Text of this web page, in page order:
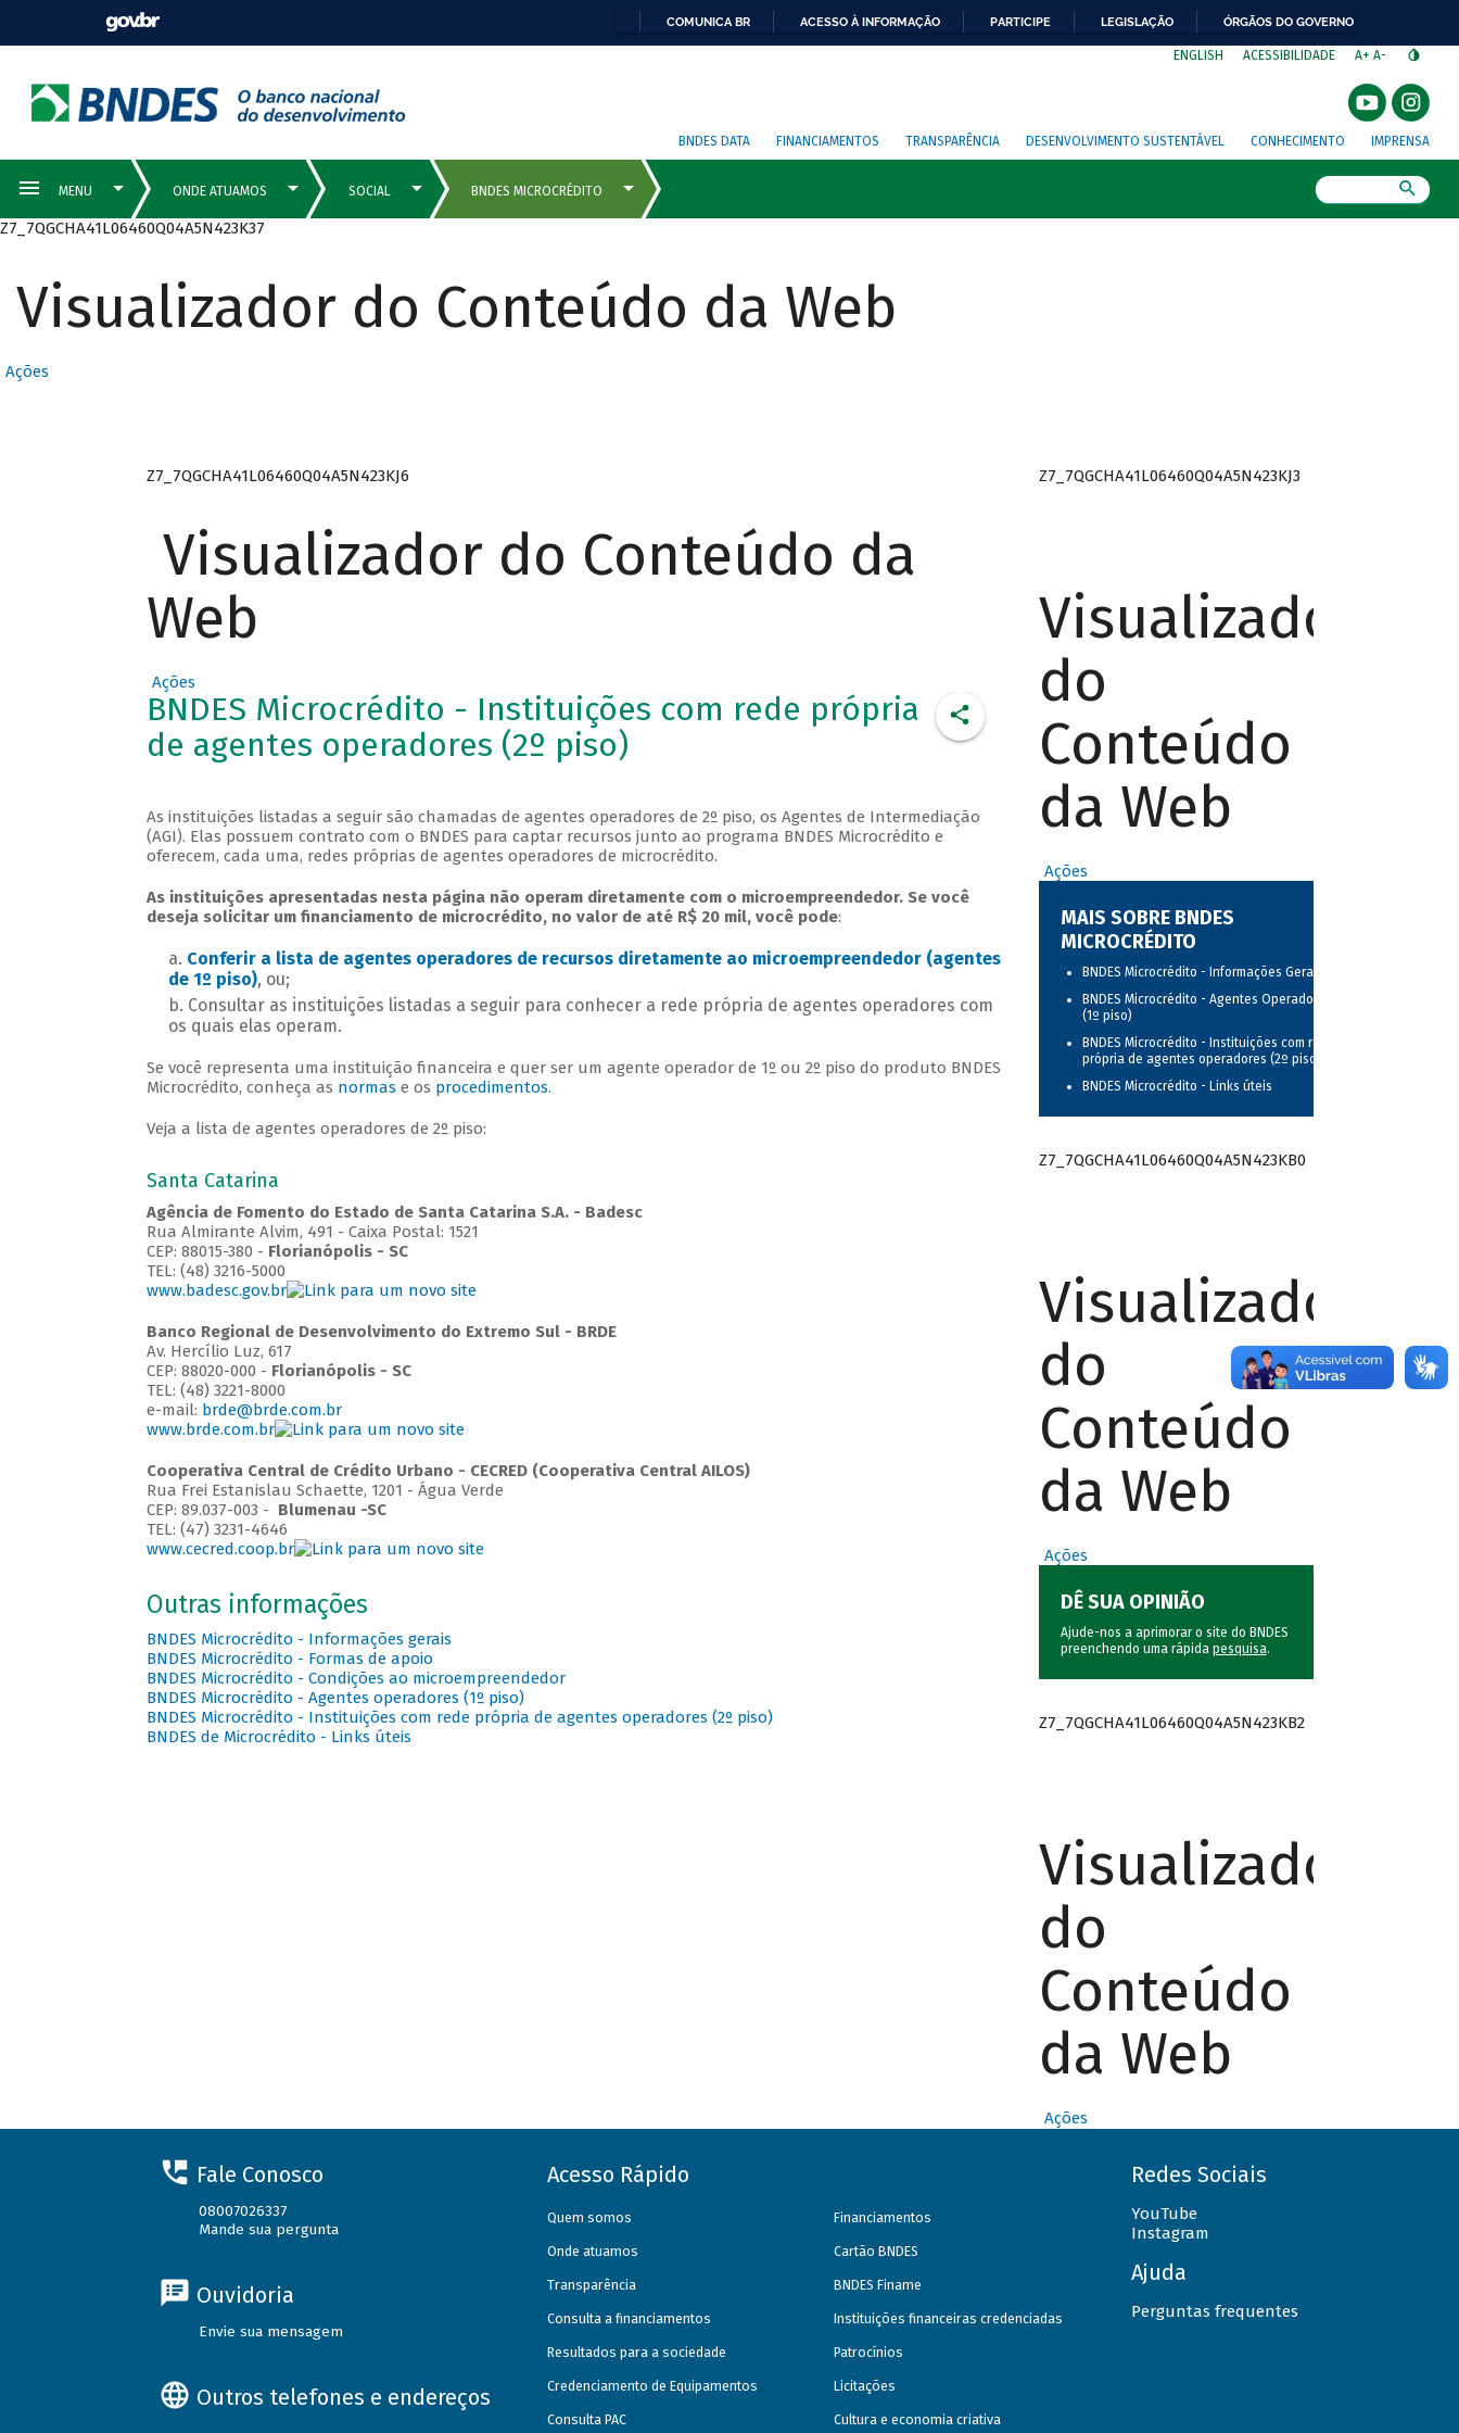
COMUNICA BR ACESSO À INFORMAÇÃO PARTICIPE LEGISLAÇÃO ÓRGÃOS DO GOVERNO
ENGLISH ACESSIBILIDADE A+ A-
BNDES DATA FINANCIAMENTOS TRANSPARÊNCIA DESENVOLVIMENTO SUSTENTÁVEL CONHECIMENTO IMPRENSA
Z7_7QGCHA41L06460Q04A5N423K37
Visualizador do Conteúdo da Web
Ações
Z7_7QGCHA41L06460Q04A5N423KJ6
Visualizador do Conteúdo da
Web
Ações
BNDES Microcrédito - Instituições com rede própria
de agentes operadores (2º piso)
As instituições listadas a seguir são chamadas de agentes operadores de 2º piso, os Agentes de Intermediação
(AGI). Elas possuem contrato com o BNDES para captar recursos junto ao programa BNDES Microcrédito e
oferecem, cada uma, redes próprias de agentes operadores de microcrédito.
As instituições apresentadas nesta página não operam diretamente com o microempreendedor. Se você
deseja solicitar um financiamento de microcrédito, no valor de até R$ 20 mil, você pode:
Conferir a lista de agentes operadores de recursos diretamente ao microempreendedor (agentes
de 1º piso), ou;
Consultar as instituições listadas a seguir para conhecer a rede própria de agentes operadores com
os quais elas operam.
Se você representa uma instituição financeira e quer ser um agente operador de 1º ou 2º piso do produto BNDES
Microcrédito, conheça as normas e os procedimentos.
Veja a lista de agentes operadores de 2º piso:
Santa Catarina
Agência de Fomento do Estado de Santa Catarina S.A. - Badesc
Rua Almirante Alvim, 491 - Caixa Postal: 1521
CEP: 88015-380 - Florianópolis - SC
TEL: (48) 3216-5000
www.badesc.gov.br
Banco Regional de Desenvolvimento do Extremo Sul - BRDE
Av. Hercílio Luz, 617
CEP: 88020-000 - Florianópolis - SC
TEL: (48) 3221-8000
e-mail: brde@brde.com.br
www.brde.com.br
Cooperativa Central de Crédito Urbano - CECRED (Cooperativa Central AILOS)
Rua Frei Estanislau Schaette, 1201 - Água Verde
CEP: 89.037-003 - Blumenau -SC
TEL: (47) 3231-4646
www.cecred.coop.br
Outras informações
BNDES Microcrédito - Informações gerais
BNDES Microcrédito - Formas de apoio
BNDES Microcrédito - Condições ao microempreendedor
BNDES Microcrédito - Agentes operadores (1º piso)
BNDES Microcrédito - Instituições com rede própria de agentes operadores (2º piso)
BNDES de Microcrédito - Links úteis
Z7_7QGCHA41L06460Q04A5N423KJ3
Visualizador
do
Conteúdo
da Web
Ações
MAIS SOBRE BNDES
MICROCRÉDITO
BNDES Microcrédito - Informações Gerais
BNDES Microcrédito - Agentes Operadores
(1º piso)
BNDES Microcrédito - Instituições com rede
própria de agentes operadores (2º piso)
BNDES Microcrédito - Links úteis
Z7_7QGCHA41L06460Q04A5N423KB0
Visualizador
do
Conteúdo
da Web
Ações
DÊ SUA OPINIÃO
Ajude-nos a aprimorar o site do BNDES
preenchendo uma rápida pesquisa.
Z7_7QGCHA41L06460Q04A5N423KB2
Visualizador
do
Conteúdo
da Web
Ações
Fale Conosco
08007026337
Mande sua pergunta
Ouvidoria
Envie sua mensagem
Outros telefones e endereços
Acesso Rápido
Quem somos
Onde atuamos
Transparência
Consulta a financiamentos
Resultados para a sociedade
Credenciamento de Equipamentos
Consulta PAC
Financiamentos
Cartão BNDES
BNDES Finame
Instituições financeiras credenciadas
Patrocínios
Licitações
Cultura e economia criativa
Redes Sociais
YouTube
Instagram
Ajuda
Perguntas frequentes